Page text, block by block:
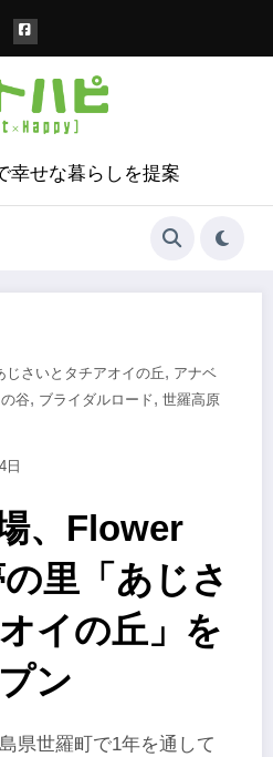
幸せな暮らしを提案
じさいとタチアオイの丘, アナベ
谷, ブライダルロード, 世羅高原
日
、Flower
里「あじさ
イの丘」を
ン
県世羅町で1年を通して